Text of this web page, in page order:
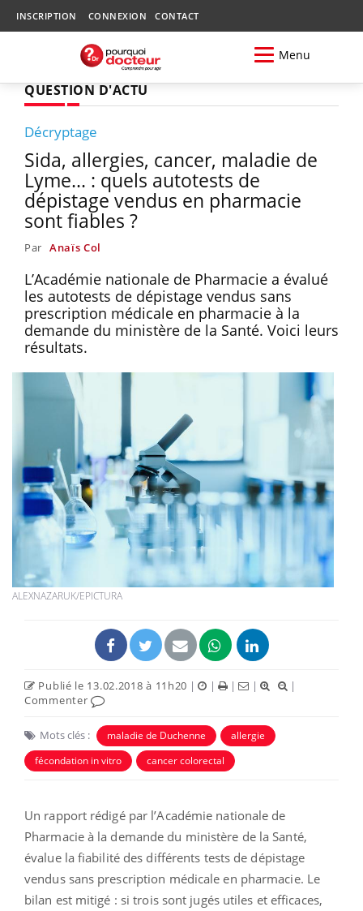
INSCRIPTION CONNEXION CONTACT
Menu
QUESTION D'ACTU
Décryptage
Sida, allergies, cancer, maladie de
Lyme... : quels autotests de
dépistage vendus en pharmacie
sont fiables ?
Par Anaïs Col
L’Académie nationale de Pharmacie a évalué
les autotests de dépistage vendus sans
prescription médicale en pharmacie à la
demande du ministère de la Santé. Voici leurs
résultats.
ALEXNAZARUK/EPICTURA
Publié le 13.02.2018 à 11h20 | | | |
|
Commenter
Mots clés : maladie de Duchenne
allergie
fécondation in vitro
cancer colorectal
Un rapport rédigé par l’Académie nationale de
Pharmacie à la demande du ministère de la Santé,
évalue la fiabilité des différents tests de dépistage
vendus sans prescription médicale en pharmacie. Le
bilan est mitigé : si trois sont jugés utiles et efficaces,